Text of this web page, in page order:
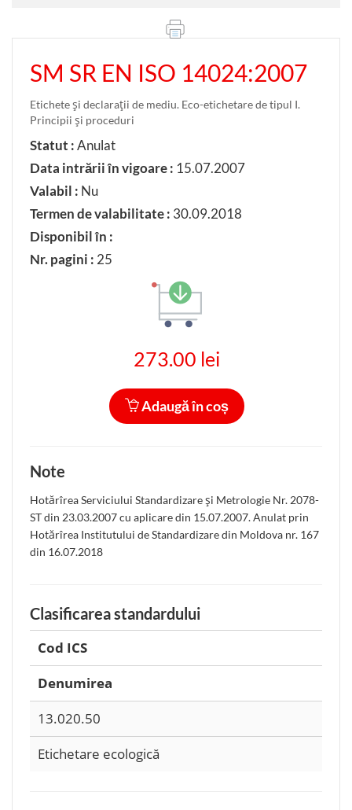
SM SR EN ISO 14024:2007
Etichete şi declaraţii de mediu. Eco-etichetare de tipul I.
Principii şi proceduri
Statut :Anulat
Data intrării în vigoare : 15.07.2007
Valabil : Nu
Termen de valabilitate : 30.09.2018
Disponibil în :
Nr. pagini : 25
273.00 lei
Adaugă în coș
Note
Hotărîrea Serviciului Standardizare şi Metrologie Nr. 2078-
ST din 23.03.2007 cu aplicare din 15.07.2007. Anulat prin
Hotărîrea Institutului de Standardizare din Moldova nr. 167
din 16.07.2018
Clasificarea standardului
Cod ICS
Denumirea
13.020.50
Etichetare ecologică